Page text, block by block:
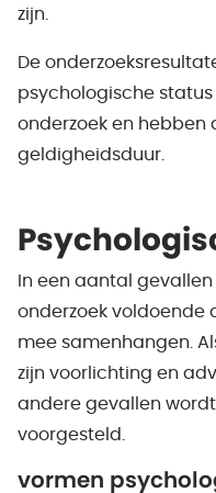
zijn.
De
psychologische
onderzoek en
geldigheidsduur.
In een aantal
onderzoek voldoende
mee samenhangen.
zijn voorlichting en
andere gevallen
voorgesteld.
vormen